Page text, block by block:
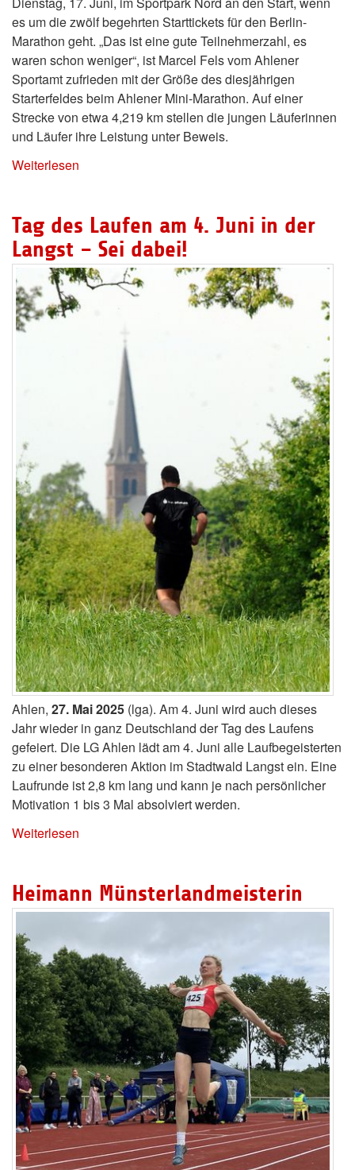
es um die zwölf begehrten Starttickets für den Berlin-
Marathon geht. „Das ist eine gute Teilnehmerzahl, es
waren schon weniger“, ist Marcel Fels vom Ahlener
Sportamt zufrieden mit der Größe des diesjährigen
Starterfeldes beim Ahlener Mini-Marathon. Auf einer
Strecke von etwa 4,219 km stellen die jungen Läuferinnen
und Läufer ihre Leistung unter Beweis.
Weiterlesen
Tag des Laufen am 4. Juni in der
Langst – Sei dabei!
Ahlen, 27. Mai 2025 (lga). Am 4. Juni wird auch dieses
Jahr wieder in ganz Deutschland der Tag des Laufens
gefeiert. Die LG Ahlen lädt am 4. Juni alle Laufbegeisterten
zu einer besonderen Aktion im Stadtwald Langst ein. Eine
Laufrunde ist 2,8 km lang und kann je nach persönlicher
Motivation 1 bis 3 Mal absolviert werden.
Weiterlesen
Heimann Münsterlandmeisterin